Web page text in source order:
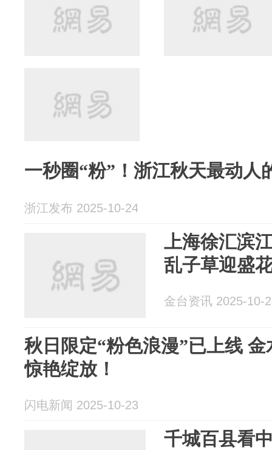
一秒圈“粉”！浙江秋天最动人
浙江发布 2025-10-24
上海徐汇滨
乱子草迎盛
金台资讯 2025-10-
秋日限定“粉色浪漫”已上线
惊艳绽放！
闪电新闻 2025-10-23
千城百县看